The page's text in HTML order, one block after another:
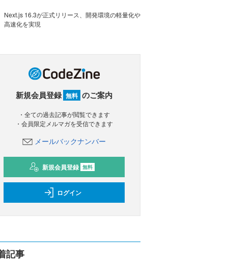
Next.js 16.3が正式リリース、開発環境の軽量化や
高速化を実現
新規会員登録 無料 のご案内
・全ての過去記事が閲覧できます
・会員限定メルマガを受信できます
メールバックナンバー
新規会員登録 無料
ログイン
記事